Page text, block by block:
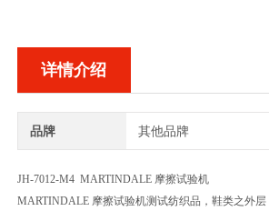
详情介绍
品牌 其他品牌
JH-7012-M4 MARTINDALE 摩擦试验机
MARTINDALE 摩擦试验机测试纺织品，鞋类之外